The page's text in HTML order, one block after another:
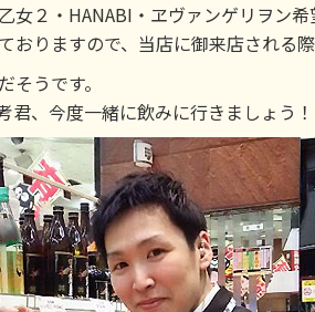
女２・HANABI・ヱヴァンゲリヲン希
おりますので、当店に御来店され
うです。
君、今度一緒に飲みに行きましょう！